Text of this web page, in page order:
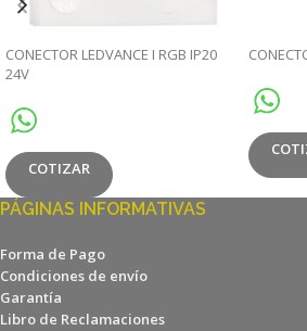
CONECTOR LEDVANCE I RGB IP20
24V
COTIZAR
PÁGINAS INFORMATIVAS
Forma de Pago
Condiciones de envío
Garantía
Libro de Reclamaciones